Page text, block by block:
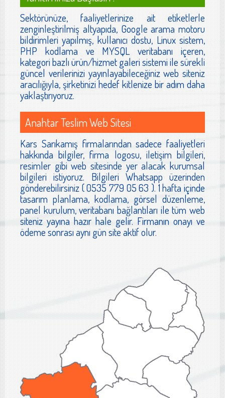
Sektörünüze, faaliyetlerinize ait etiketlerle
zenginleştirilmiş altyapıda, Google arama motoru
bildirimleri yapılmış, kullanıcı dostu, Linux sistem,
PHP kodlama ve MYSQL veritabanı içeren,
kategori bazlı ürün/hizmet galeri sistemi ile sürekli
güncel verilerinizi yayınlayabileceğiniz web siteniz
aracılığıyla, şirketinizi hedef kitlenize bir adım daha
yaklaştırıyoruz.
Anahtar Teslim Web Sitesi
Kars Sarıkamış firmalarından sadece faaliyetleri
hakkında bilgiler, firma logosu, iletişim bilgileri,
resimler gibi web sitesinde yer alacak kurumsal
bilgileri istiyoruz. Bilgileri Whatsapp üzerinden
gönderebilirsiniz ( 0535 779 05 63 ). 1 hafta içinde
tasarım planlama, kodlama, görsel düzenleme,
panel kurulum, veritabanı bağlantıları ile tüm web
siteniz yayına hazır hale gelir. Firmanın onayı ve
ödeme sonrası aynı gün site aktif olur.